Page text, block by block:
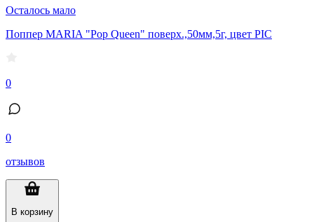
Осталось мало
Поппер MARIA "Pop Queen" поверх.,50мм,5г, цвет PIC
0
0
отзывов
В корзину